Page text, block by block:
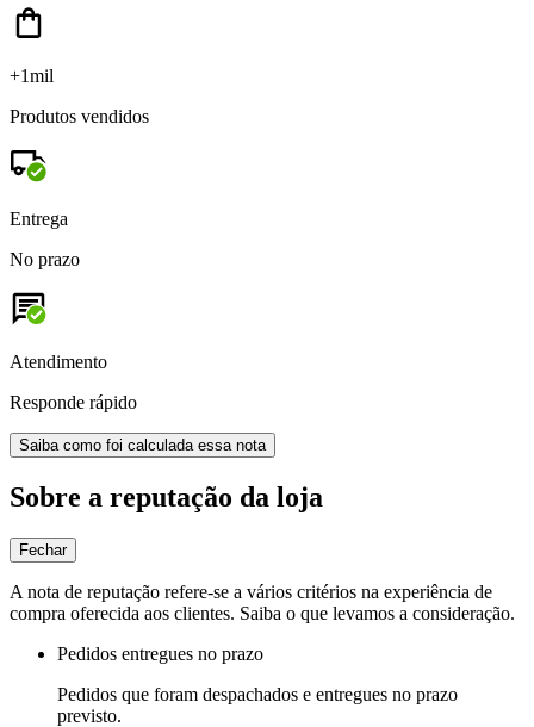
+1mil
Produtos vendidos
Entrega
No prazo
Atendimento
Responde rápido
Saiba como foi calculada essa nota
Sobre a reputação da loja
Fechar
A nota de reputação refere-se a vários critérios na experiência de
compra oferecida aos clientes. Saiba o que levamos a consideração.
Pedidos entregues no prazo
Pedidos que foram despachados e entregues no prazo
previsto.